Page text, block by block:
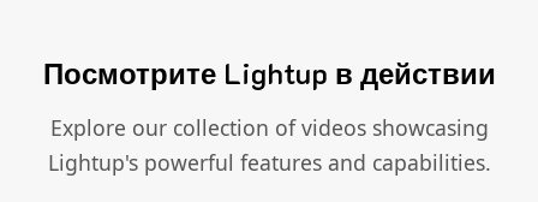
Посмотрите Lightup в действии
Explore our collection of videos showcasing
Lightup's powerful features and capabilities.